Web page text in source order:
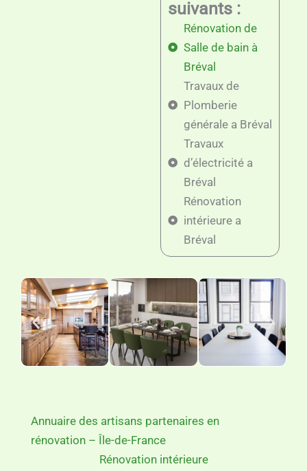
suivants :
Rénovation de
Salle de bain à
Bréval
Travaux de
Plomberie
générale a Bréval
Travaux
d’électricité a
Bréval
Rénovation
intérieure a
Bréval
Annuaire des artisans partenaires en
rénovation – Île-de-France
Rénovation intérieure